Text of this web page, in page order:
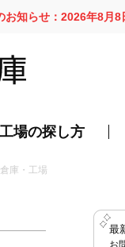
お知らせ：2026年8月
場の探し方
庫・工場
最
お